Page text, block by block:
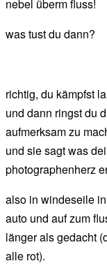
nebel überm fluss!
was tust du dann?
richtig, du kämpfst
und dann ringst du
aufmerksam zu
und sie sagt was
photographenherz
also in windeseile
auto und auf zum
länger als gedacht
alle rot).